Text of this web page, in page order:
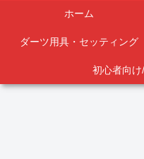
ホーム
ダーツ用具・セッティング
初心者向